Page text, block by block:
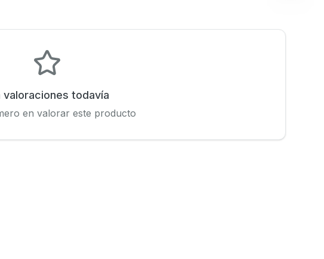
valoraciones todavía
en valorar este producto